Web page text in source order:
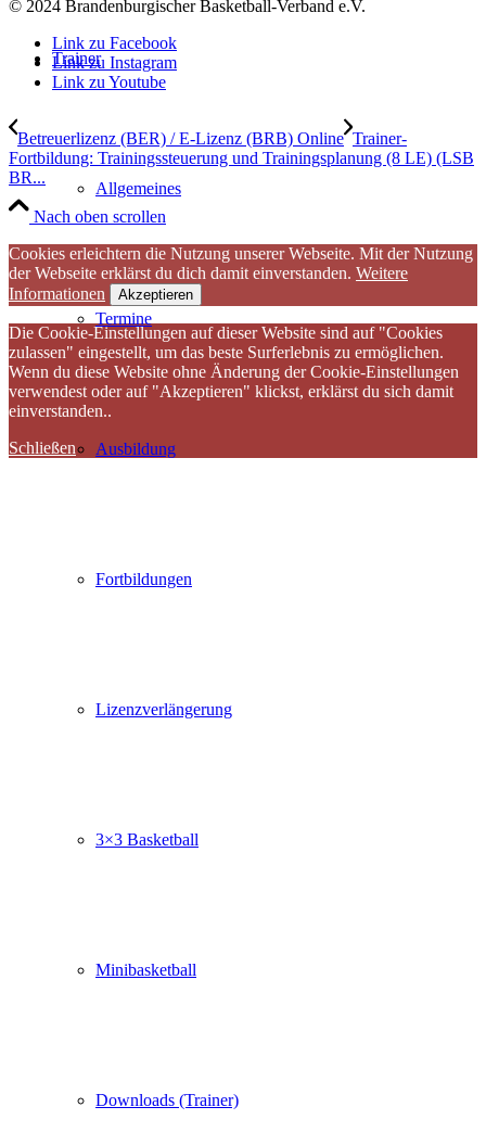
Trainer
Allgemeines
Termine
Ausbildung
Fortbildungen
Lizenzverlängerung
3×3 Basketball
Minibasketball
Downloads (Trainer)
© 2024 Brandenburgischer Basketball-Verband e.V.
Link zu Facebook
Link zu Instagram
Link zu Youtube
Betreuerlizenz (BER) / E-Lizenz (BRB) Online Trainer-
Fortbildung: Trainingssteuerung und Trainingsplanung (8 LE) (LSB
BR...
Nach oben scrollen
Cookies erleichtern die Nutzung unserer Webseite. Mit der Nutzung
der Webseite erklärst du dich damit einverstanden. Weitere
Informationen
Akzeptieren
Die Cookie-Einstellungen auf dieser Website sind auf "Cookies
zulassen" eingestellt, um das beste Surferlebnis zu ermöglichen.
Wenn du diese Website ohne Änderung der Cookie-Einstellungen
verwendest oder auf "Akzeptieren" klickst, erklärst du sich damit
einverstanden..
Schließen